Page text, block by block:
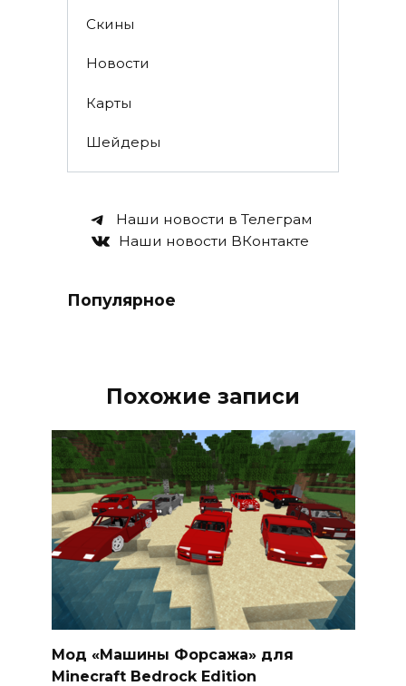
Скины
Новости
Карты
Шейдеры
Наши новости в Телеграм
Наши новости ВКонтакте
Популярное
Похожие записи
Мод «Машины Форсажа» для
Minecraft Bedrock Edition